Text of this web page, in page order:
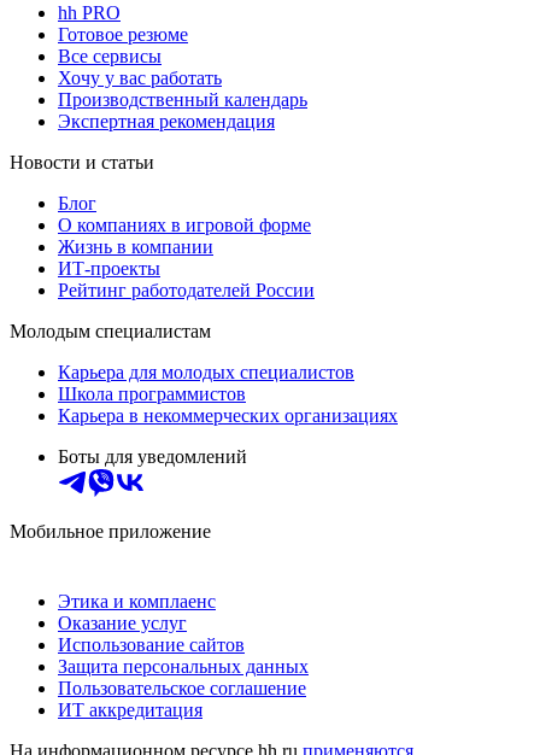
hh PRO
Готовое резюме
Все сервисы
Хочу у вас работать
Производственный календарь
Экспертная рекомендация
Новости и статьи
Блог
О компаниях в игровой форме
Жизнь в компании
ИТ-проекты
Рейтинг работодателей России
Молодым специалистам
Карьера для молодых специалистов
Школа программистов
Карьера в некоммерческих организациях
Боты для уведомлений
Мобильное приложение
Этика и комплаенс
Оказание услуг
Использование сайтов
Защита персональных данных
Пользовательское соглашение
ИТ аккредитация
На информационном ресурсе hh.ru применяются